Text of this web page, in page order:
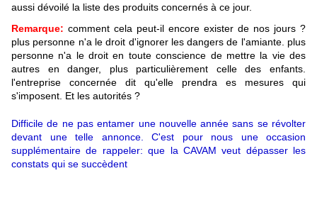
aussi dévoilé la liste des produits concernés à ce jour.
Remarque: comment cela peut-il encore exister de nos jours ?
plus personne n'a le droit d'ignorer les dangers de l'amiante. plus
personne n'a le droit en toute conscience de mettre la vie des
autres en danger, plus particulièrement celle des enfants.
l'entreprise concernée dit qu'elle prendra es mesures qui
s'imposent. Et les autorités ?
Difficile de ne pas entamer une nouvelle année sans se révolter
devant une telle annonce. C'est pour nous une occasion
supplémentaire de rappeler: que la CAVAM veut dépasser les
constats qui se succèdent